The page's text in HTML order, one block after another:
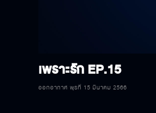
เพราะรักEP.15
ออกอากาศ พุธที่ 15 มีนาคม 2566